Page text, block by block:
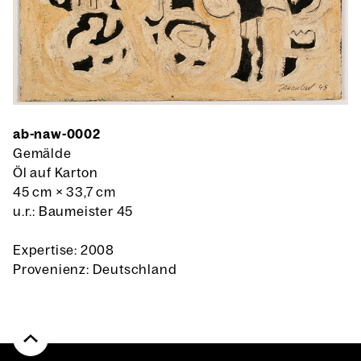
ab-naw-0002
Gemälde
Öl auf Karton
45 cm ×33,7 cm
u.r.: Baumeister 45
Expertise: 2008
Provenienz: Deutschland